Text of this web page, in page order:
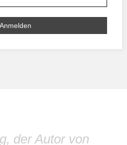
Anmelden
der Autor von